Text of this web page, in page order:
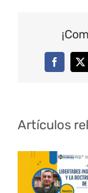
Facebook
Artículos